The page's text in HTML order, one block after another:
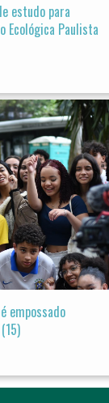
estudo para
Ecológica Paulista
empossado